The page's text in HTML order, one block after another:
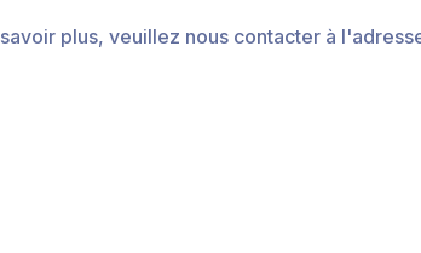
plus, veuillez nous contacter à